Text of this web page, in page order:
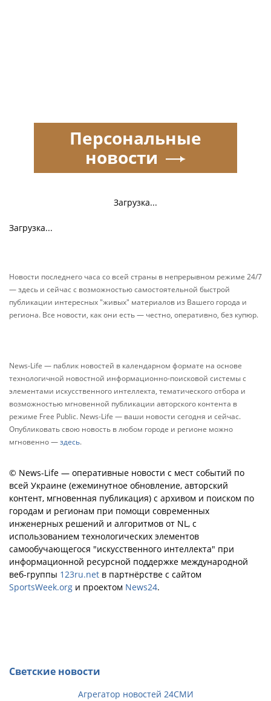
Загрузка...
Загрузка...
Персональные
новости
Новости последнего часа со всей страны в непрерывном режиме 24/7
— здесь и сейчас с возможностью самостоятельной быстрой
публикации интересных "живых" материалов из Вашего города и
региона. Все новости, как они есть — честно, оперативно, без купюр.
News-Life — паблик новостей в календарном формате на основе
технологичной новостной информационно-поисковой системы с
элементами искусственного интеллекта, тематического отбора и
возможностью мгновенной публикации авторского контента в
режиме Free Public. News-Life — ваши новости сегодня и сейчас.
Опубликовать свою новость в любом городе и регионе можно
мгновенно —здесь.
© News-Life — оперативные новости с мест событий по
всей Украине (ежеминутное обновление, авторский
контент, мгновенная публикация) с архивом и поиском по
городам и регионам при помощи современных
инженерных решений и алгоритмов от NL, с
использованием технологических элементов
самообучающегося "искусственного интеллекта" при
информационной ресурсной поддержке международной
веб-группы 123ru.net в партнёрстве с сайтом
SportsWeek.org и проектом News24.
Светские новости
Агрегатор новостей 24СМИ